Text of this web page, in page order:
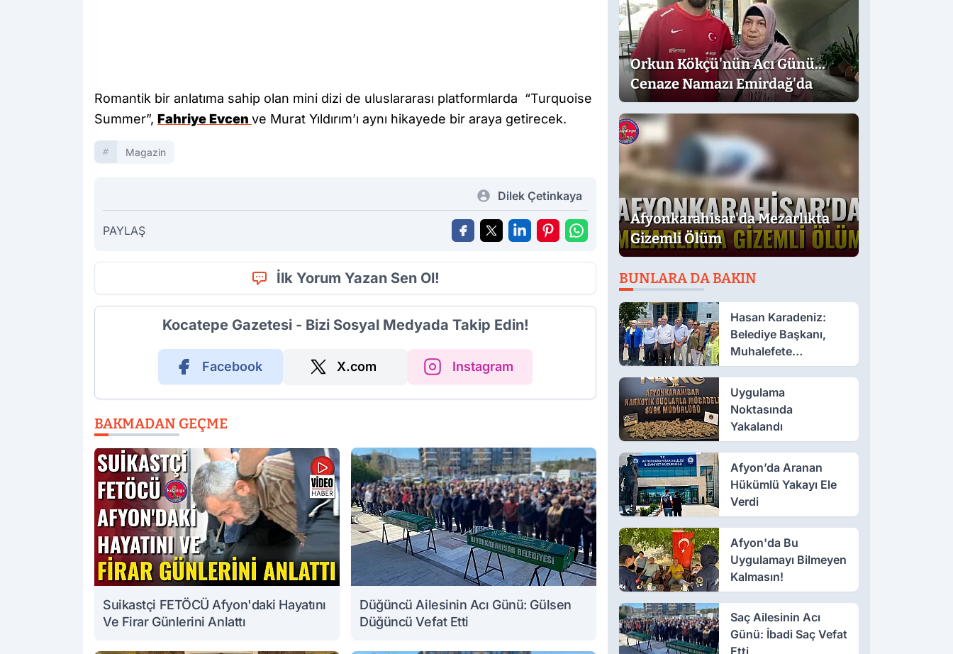
Romantik bir anlatıma sahip olan mini dizi de uluslararası platformlarda “Turquoise
Summer”, Fahriye Evcen ve Murat Yıldırım’ı aynı hikayede bir araya getirecek.
Magazin
Dilek Çetinkaya
PAYLAŞ
İlk Yorum Yazan Sen Ol!
Kocatepe Gazetesi - Bizi Sosyal Medyada Takip Edin!
Facebook X.com Instagram
BAKMADAN GEÇME
Suikastçi FETÖCÜ Afyon'daki Hayatını
Ve Firar Günlerini Anlattı
Düğüncü Ailesinin Acı Günü: Gülsen
Düğüncü Vefat Etti
Orkun Kökçü'nün Acı Günü...
Cenaze Namazı Emirdağ'da
Afyonkarahisar'da Mezarlıkta
Gizemli Ölüm
BUNLARA DA BAKIN
Hasan Karadeniz:
Belediye Başkanı,
Muhalefete
Tahammül Edemiyor
Uygulama
Noktasında
Yakalandı
Afyon’da Aranan
Hükümlü Yakayı Ele
Verdi
Afyon'da Bu
Uygulamayı Bilmeyen
Kalmasın!
Saç Ailesinin Acı
Günü: İbadi Saç Vefat